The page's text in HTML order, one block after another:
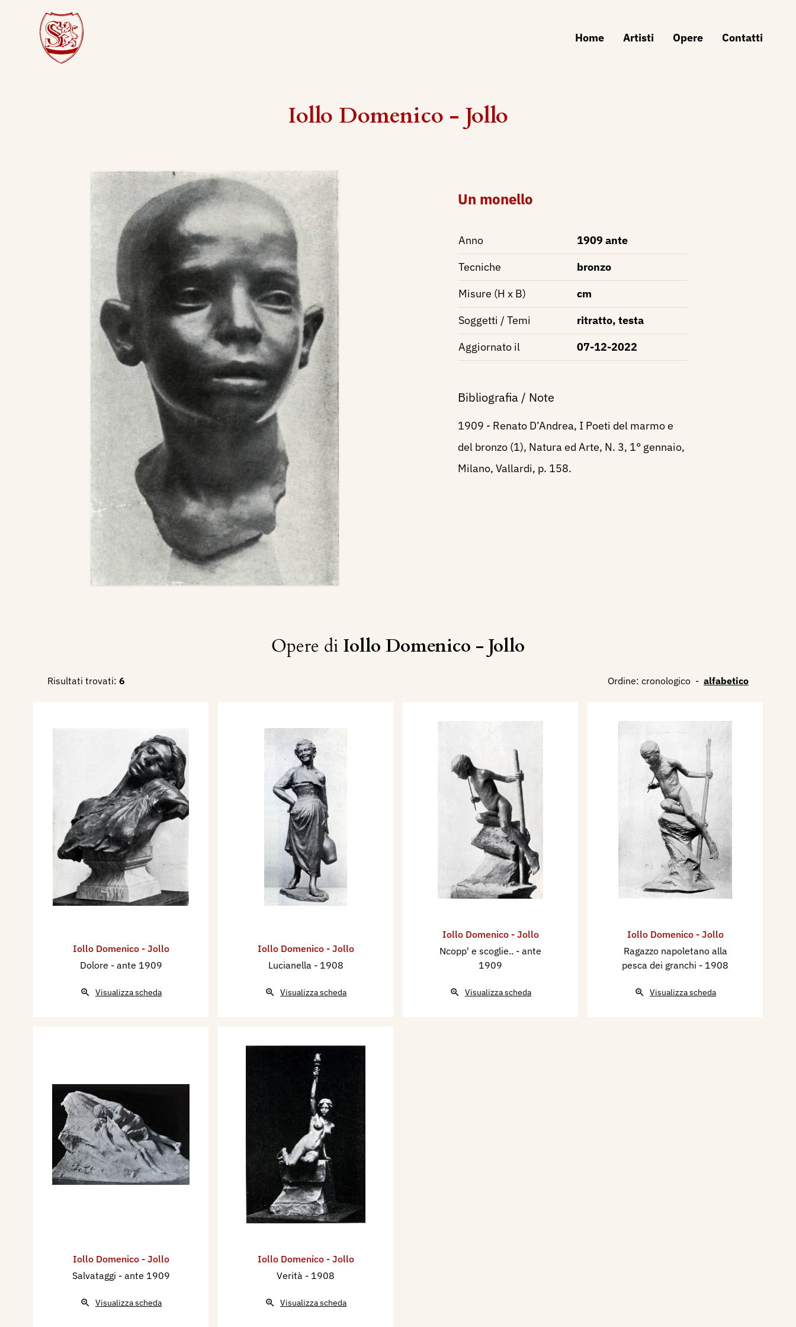
Home Artisti Opere Contatti
Iollo Domenico - Jollo
Un monello
Anno
1909 ante
Tecniche
bronzo
Misure (H x B)
cm
Soggetti / Temi
ritratto, testa
Aggiornato il
07-12-2022
Bibliografia / Note
1909 - Renato D’Andrea, I Poeti del marmo e
del bronzo (1), Natura ed Arte, N. 3, 1° gennaio,
Milano, Vallardi, p. 158.
Opere di Iollo Domenico - Jollo
Risultati trovati: 6 Ordine: cronologico - alfabetico
Iollo Domenico - Jollo
Dolore - ante 1909
Visualizza scheda
Iollo Domenico - Jollo
Lucianella - 1908
Visualizza scheda
Iollo Domenico - Jollo
Ncopp' e scoglie.. - ante
1909
Visualizza scheda
Iollo Domenico - Jollo
Ragazzo napoletano alla
pesca dei granchi - 1908
Visualizza scheda
Iollo Domenico - Jollo
Salvataggi - ante 1909
Visualizza scheda
Iollo Domenico - Jollo
Verità - 1908
Visualizza scheda